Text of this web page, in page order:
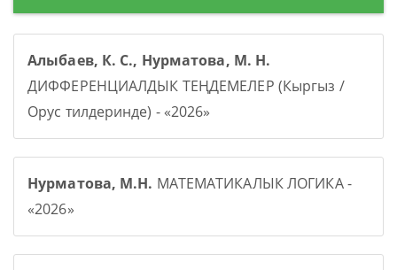
Алыбаев, К. С., Нурматова, М. Н.
ДИФФЕРЕНЦИАЛДЫК ТЕҢДЕМЕЛЕР (Кыргыз /
Орус тилдеринде) - «2026»
Нурматова, М.Н. МАТЕМАТИКАЛЫК ЛОГИКА -
«2026»